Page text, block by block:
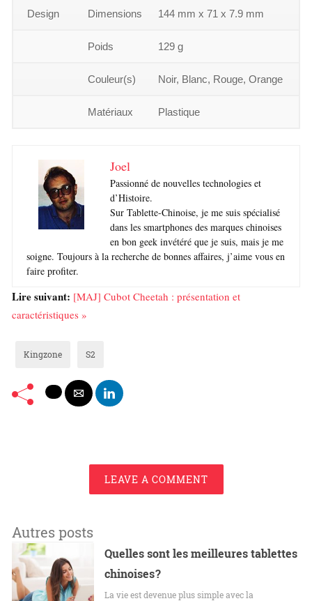
Design Dimensions 144 mm x 71 x 7.9 mm
Poids 129 g
Couleur(s) Noir, Blanc, Rouge, Orange
Matériaux Plastique
Joel
Passionné de nouvelles technologies et
d’Histoire.
Sur Tablette-Chinoise, je me suis spécialisé
dans les smartphones des marques chinoises
en bon geek invétéré que je suis, mais je me
soigne. Toujours à la recherche de bonnes affaires, j’aime vous en
faire profiter.
Lire suivant: [MAJ] Cubot Cheetah : présentation et
caractéristiques »
Kingzone S2
LEAVE A COMMENT
Autres posts
Quelles sont les meilleures tablettes
chinoises ?
La vie est devenue plus simple avec la